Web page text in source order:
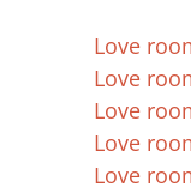
Love
Love
Love
Love
Love